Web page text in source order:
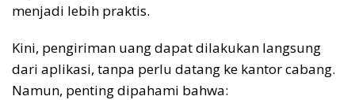
menjadi lebih praktis.
Kini, pengiriman uang dapat dilakukan langsung
dari aplikasi, tanpa perlu datang ke kantor cabang.
Namun, penting dipahami bahwa: